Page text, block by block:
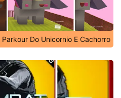
Parkour Do Unicornio E Cachorro